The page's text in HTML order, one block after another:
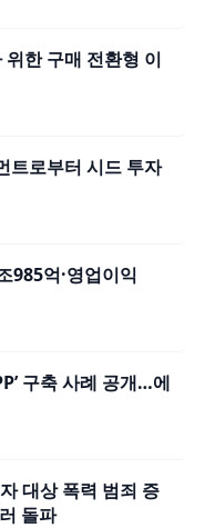
한 구매 전환형 이
트로부터 시드 투자
985억·영업이익
구축 사례 공개…에
대상 폭력 범죄 증
돌파